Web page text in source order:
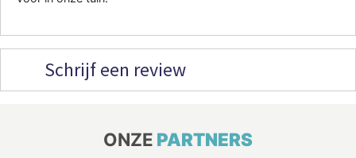
Schrijf een review
ONZE PARTNERS